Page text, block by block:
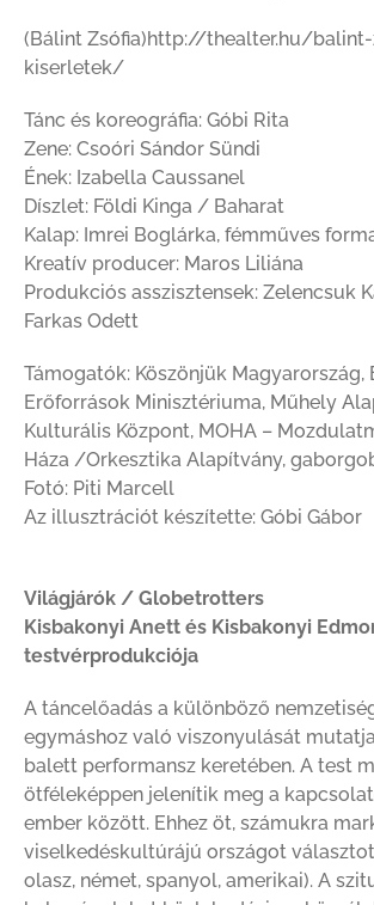
(Bálint Zsófia)http://thealter.hu/
kiserletek/
Tánc és koreográfia: Góbi Rita
Zene: Csoóri Sándor Sündi
Ének: Izabella Caussanel
Díszlet: Földi Kinga / Baharat
Kalap: Imrei Boglárka, fémműves
Kreatív producer: Maros Liliána
Produkciós asszisztensek: Zelencsuk
Farkas Odett
Támogatók: Köszönjük Magyarország,
Erőforrások Minisztériuma, Műhely
Kulturális Központ, MOHA –
Háza /Orkesztika Alapítvány,
Fotó: Piti Marcell
Az illusztrációt készítette: Góbi Gábor
Világjárók / Globetrotters
Kisbakonyi Anett és Kisbakonyi
testvérprodukciója
A táncelőadás a különböző
egymáshoz való viszonyulását
balett performansz keretében. A test
ötféleképpen jelenítik meg a
ember között. Ehhez öt, számukra
viselkedéskultúrájú országot
olasz, német, spanyol, amerikai). A